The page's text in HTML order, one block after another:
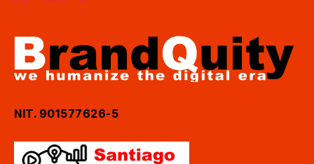
NIT. 901577626-5